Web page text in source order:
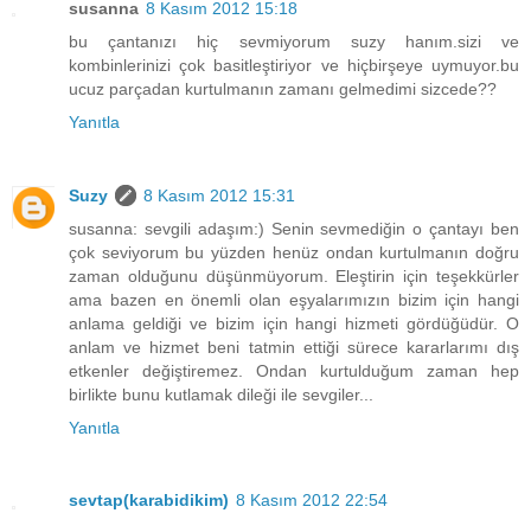
susanna 8 Kasım 2012 15:18
bu çantanızı hiç sevmiyorum suzy hanım.sizi ve
kombinlerinizi çok basitleştiriyor ve hiçbirşeye uymuyor.bu
ucuz parçadan kurtulmanın zamanı gelmedimi sizcede??
Yanıtla
Suzy
8 Kasım 2012 15:31
susanna: sevgili adaşım:) Senin sevmediğin o çantayı ben
çok seviyorum bu yüzden henüz ondan kurtulmanın doğru
zaman olduğunu düşünmüyorum. Eleştirin için teşekkürler
ama bazen en önemli olan eşyalarımızın bizim için hangi
anlama geldiği ve bizim için hangi hizmeti gördüğüdür. O
anlam ve hizmet beni tatmin ettiği sürece kararlarımı dış
etkenler değiştiremez. Ondan kurtulduğum zaman hep
birlikte bunu kutlamak dileği ile sevgiler...
Yanıtla
sevtap(karabidikim) 8 Kasım 2012 22:54